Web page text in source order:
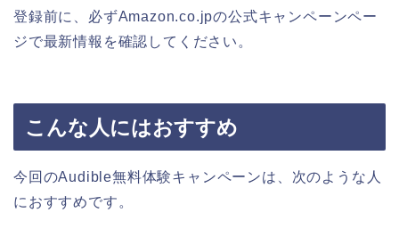
登録前に、必ずAmazon.co.jpの公式キャンペーンペー
ジで最新情報を確認してください。
こんな人にはおすすめ
今回のAudible無料体験キャンペーンは、次のような人
におすすめです。